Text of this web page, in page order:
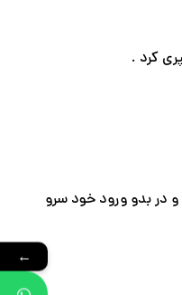
بازار عرضه شده است و در بدو ورود خود سرو
←